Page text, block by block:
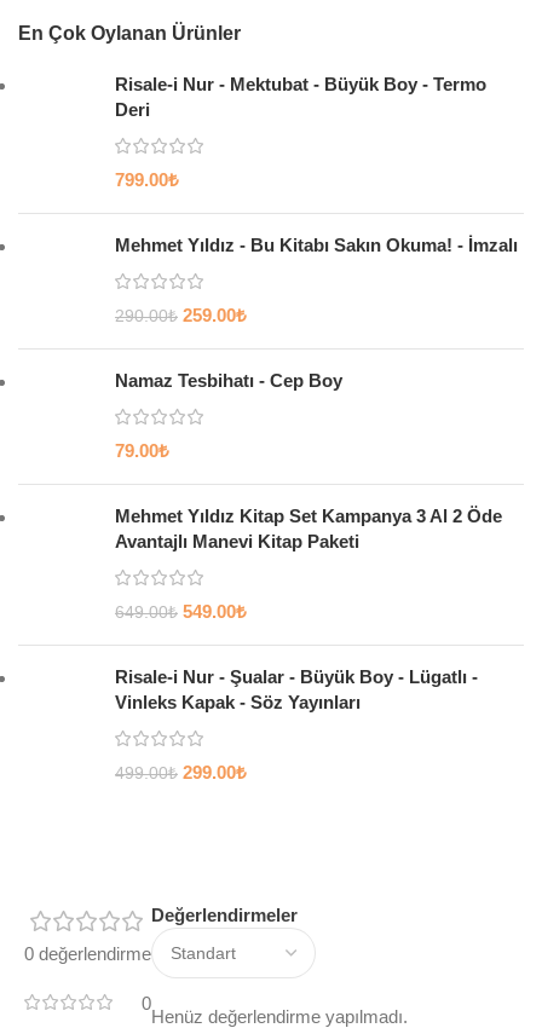
En Çok Oylanan Ürünler
Risale-i Nur - Mektubat - Büyük Boy - Termo
Deri
799.00₺
Mehmet Yıldız - Bu Kitabı Sakın Okuma! - İmzalı
290.00₺ 259.00₺
Namaz Tesbihatı - Cep Boy
79.00₺
Mehmet Yıldız Kitap Set Kampanya 3 Al 2 Öde
Avantajlı Manevi Kitap Paketi
649.00₺ 549.00₺
Risale-i Nur - Şualar - Büyük Boy - Lügatlı -
Vinleks Kapak - Söz Yayınları
499.00₺ 299.00₺
0 değerlendirme
0
Değerlendirmeler
Henüz değerlendirme yapılmadı.